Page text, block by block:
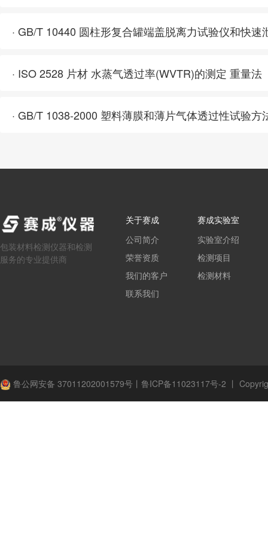
· GB/T 10440 圆柱形复合罐端盖脱离力试验仪和快速
· ISO 2528 片材 水蒸气透过率(WVTR)的测定 重量法
· GB/T 1038-2000 塑料薄膜和薄片气体透过性试验方
包装材料检测仪器和检测
服务的专业提供商
关于赛成
公司简介
荣誉资质
我们的客户
联系我们
赛成实验室
实验室介绍
检测项目
检测材料
鲁公网安备 37011202001579号 丨 鲁ICP备11023117号-2 丨